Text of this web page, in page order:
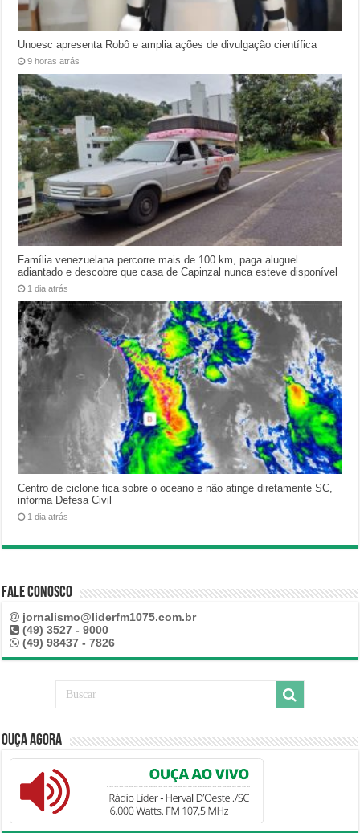
Unoesc apresenta Robô e amplia ações de divulgação científica
9 horas atrás
Família venezuelana percorre mais de 100 km, paga aluguel
adiantado e descobre que casa de Capinzal nunca esteve disponível
1 dia atrás
Centro de ciclone fica sobre o oceano e não atinge diretamente SC,
informa Defesa Civil
1 dia atrás
Fale Conosco
jornalismo@liderfm1075.com.br
(49) 3527 - 9000
(49) 98437 - 7826
Ouça Agora